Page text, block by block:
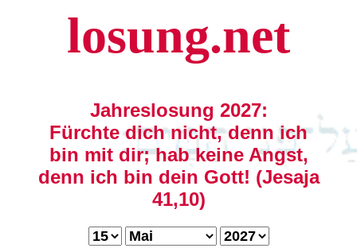
losung.net
Jahreslosung 2027:
Fürchte dich nicht, denn ich
bin mit dir; hab keine Angst,
denn ich bin dein Gott! (Jesaja
41,10)